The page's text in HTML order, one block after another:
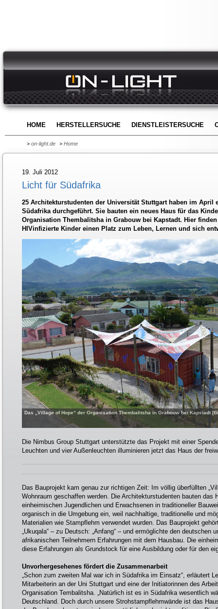
HOME HERSTELLERSUCHE DIENSTLEISTERSUCHE
> on-light.de > Home
19. Juli 2012
Licht für Südafrika
25 Architekturstudenten der Universität Stuttgart haben im April
Südafrika durchgeführt. Sie bauten ein neues Haus für das
Organisation Thembalitsha in Grabouw bei Kapstadt. Hier
HIVinfizierte Kinder einen Platz zum Leben, Lernen und sich
Das „Village of Hope“ der Organisation Thembalitsha in Grabouw bei Kapstadt
Die Nimbus Group Stuttgart unterstützte das Projekt mit einer
Leuchten und vier Außenleuchten illuminieren jetzt das Haus der
Das Bauprojekt kam genau zur richtigen Zeit: Im völlig überfüllten
Wohnraum geschaffen werden. Die Architekturstudenten bauten das
einheimischen Jugendlichen und Erwachsenen in traditioneller
organisch in die Umgebung ein, weil nachhaltige, traditionelle und
Materialien wie Stampflehm verwendet wurden. Das Bauprojekt
„Ukuqala“ – zu Deutsch: „Anfang“ – und ermöglichte den deutschen
afrikanischen Teilnehmern Erfahrungen mit dem Hausbau. Die
diese Erfahrungen als Grundstock für eine Ausbildung oder für den
Unvorhergesehenes fördert die Zusammenarbeit
„Schon zum zweiten Mal war ich in Südafrika im Einsatz“, erläutert
Mitarbeiterin an der Uni Stuttgart und eine der Initiatorinnen des
Organisation Tembalitsha. „Natürlich ist es in Südafrika wesentlich
Deutschland. Doch durch unsere Strohstampflehmwände ist das